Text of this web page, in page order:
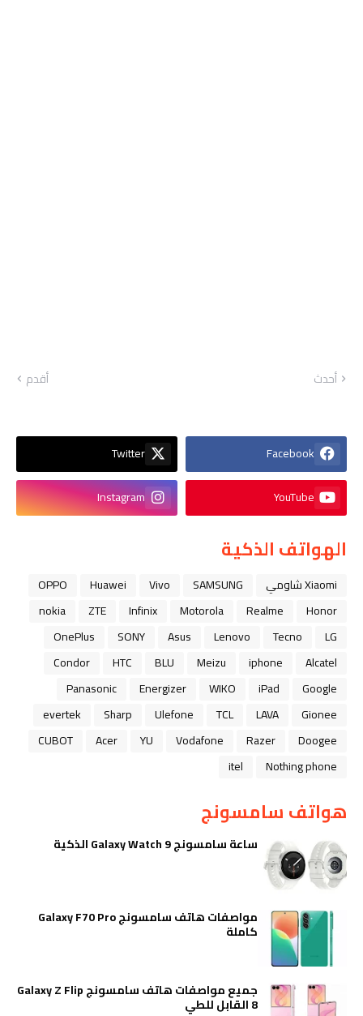
أحدث أقدم
Facebook
Twitter
YouTube
Instagram
الهواتف الذكية
Xiaomi شاومي SAMSUNG
Vivo
Huawei
OPPO
Honor
Realme
Motorola
Infinix
ZTE
nokia
LG
Tecno
Lenovo
Asus
SONY
OnePlus
Alcatel
iphone
Meizu
BLU
HTC
Condor
Google
iPad
WIKO
Energizer
Panasonic
Gionee
LAVA
TCL
Ulefone
Sharp
evertek
Doogee
Razer
Vodafone
YU
Acer
CUBOT
Nothing phone
itel
هواتف سامسونج
ساعة سامسونج Galaxy Watch 9 الذكية
مواصفات هاتف سامسونج Galaxy F70 Pro
كاملة
جميع مواصفات هاتف سامسونج Galaxy Z Flip
8 القابل للطي